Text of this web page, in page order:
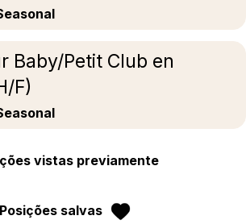
Baby/Petit Club en
F)
vistas previamente
Posições salvas